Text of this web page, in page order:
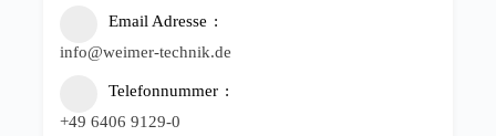
Email Adresse
info@weimer-technik.de
Telefonnummer
+49 6406 9129-0